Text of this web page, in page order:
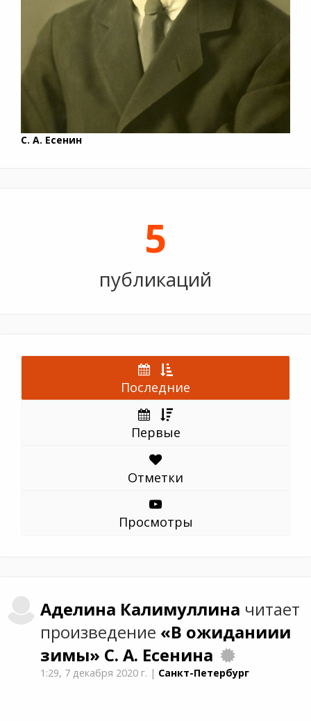
С. А. Есенин
5
публикаций
Последние
Первые
Отметки
Просмотры
Аделина Калимуллина читает
произведение «В ожиданиии
зимы» С. А. Есенина
1:29, 7 декабря 2020 г. | Санкт-Петербург